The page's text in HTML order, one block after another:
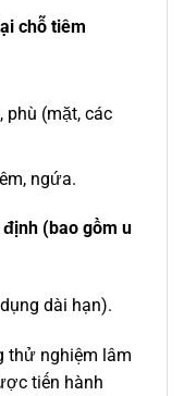
chỗ tiêm
phù (mặt, các
ngứa.
(bao gồm u
dài hạn).
thử nghiệm lâm
tiến hành